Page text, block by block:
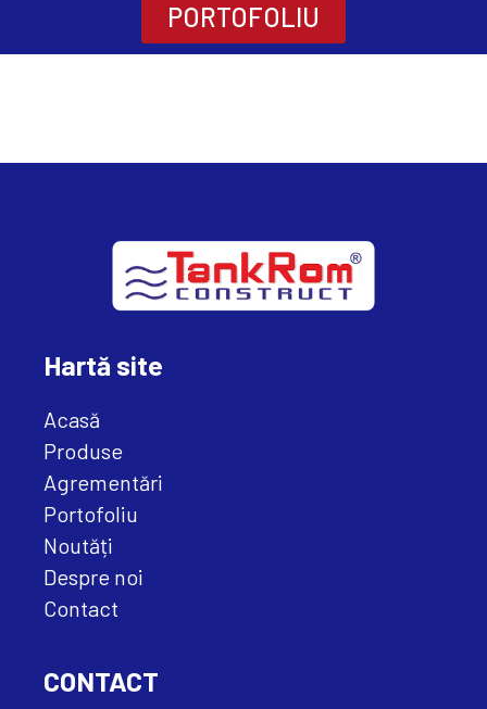
PORTOFOLIU
Hartă site
Acasă
Produse
Agrementări
Portofoliu
Noutăți
Despre noi
Contact
CONTACT